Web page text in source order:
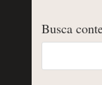
Busca